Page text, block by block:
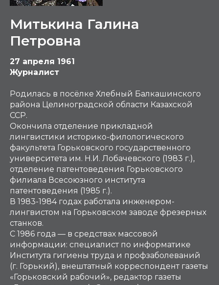
Митькина Галина
Петровна
27 апреля 1961
Журналист
Родилась в посёлке Хлебный Балкашинского
района Целиноградской области Казахской
ССР.
Окончила отделение прикладной
лингвистики историко-филологического
факультета Горьковского государственного
университета им. Н.И. Лобачевского (1983 г.),
отделение патентоведения Горьковского
филиала Всесоюзного института
патентоведения (1985 г.).
В 1983-1984 годах работала инженером-
лингвистом на Горьковском заводе фрезерных
станков.
С 1986 года — в средствах массовой
информации: специалист по информатике
Института гигиены труда и профзаболеваний
(г. Горький), внештатный корреспондент газеты
«Горьковский рабочий», редактор газеты